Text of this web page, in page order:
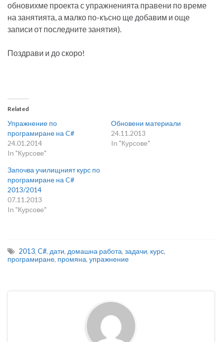
обновихме проекта с упражненията правени по време
на занятията, а малко по-късно ще добавим и още
записи от последните занятия).
Поздрави и до скоро!
Related
Упражнение по
програмиране на C#
24.01.2014
In "Курсове"
Обновени материали
24.11.2013
In "Курсове"
Започва училищният курс по
програмиране на C#
2013/2014
07.11.2013
In "Курсове"
2013, C#, дати, домашна работа, задачи, курс,
програмиране, промяна, упражнение